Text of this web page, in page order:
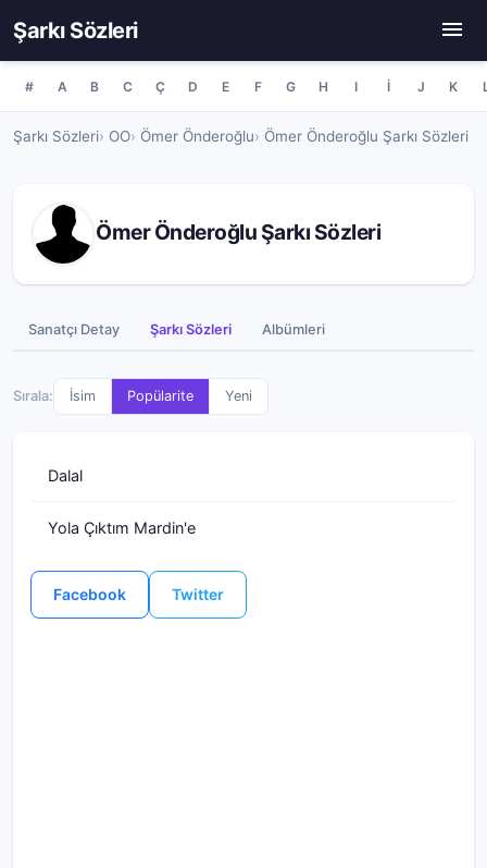
Şarkı Sözleri
# A B C Ç D E F G H I İ J K
Şarkı Sözleri OO Ömer Önderoğlu Ömer Önderoğlu Şarkı Sözleri
Ömer Önderoğlu Şarkı Sözleri
Sanatçı Detay Şarkı Sözleri Albümleri
Sırala: İsim Popülarite Yeni
Dalal
Yola Çıktım Mardin'e
Facebook Twitter